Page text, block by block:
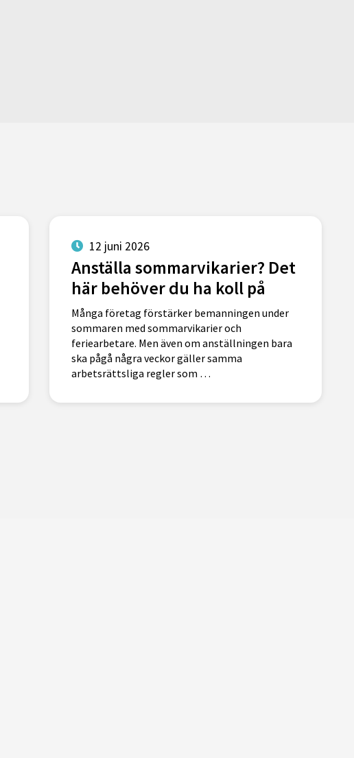
12 juni 2026
Anställa sommarvikarier? Det
här behöver du ha koll på
Många företag förstärker bemanningen under
sommaren med sommarvikarier och
feriearbetare. Men även om anställningen bara
ska pågå några veckor gäller samma
arbetsrättsliga regler som …